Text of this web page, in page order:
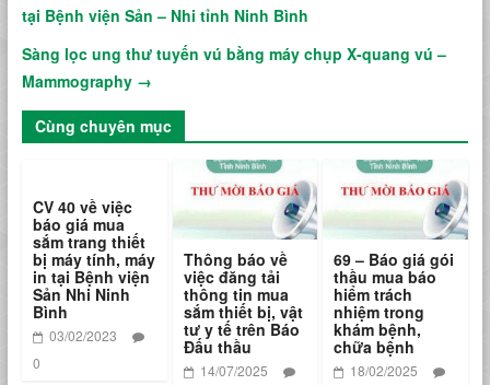
tại Bệnh viện Sản – Nhi tỉnh Ninh Bình
Sàng lọc ung thư tuyến vú bằng máy chụp X-quang vú –
Mammography →
Cùng chuyên mục
CV 40 về việc
báo giá mua
sắm trang thiết
bị máy tính, máy
in tại Bệnh viện
Sản Nhi Ninh
Bình
03/02/2023
0
Thông báo về
việc đăng tải
thông tin mua
sắm thiết bị, vật
tư y tế trên Báo
Đấu thầu
14/07/2025
69 – Báo giá gói
thầu mua báo
hiểm trách
nhiệm trong
khám bệnh,
chữa bệnh
18/02/2025